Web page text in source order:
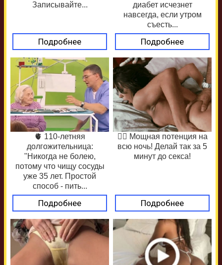
Записывайте...
Подробнее
диабет исчезнет
навсегда, если утром
съесть...
Подробнее
🫀 110-летняя
долгожительница:
"Никогда не болею,
потому что чищу сосуды
уже 35 лет. Простой
способ - пить...
Подробнее
❤️‍🔥 Мощная потенция на
всю ночь! Делай так за 5
минут до секса!
Подробнее